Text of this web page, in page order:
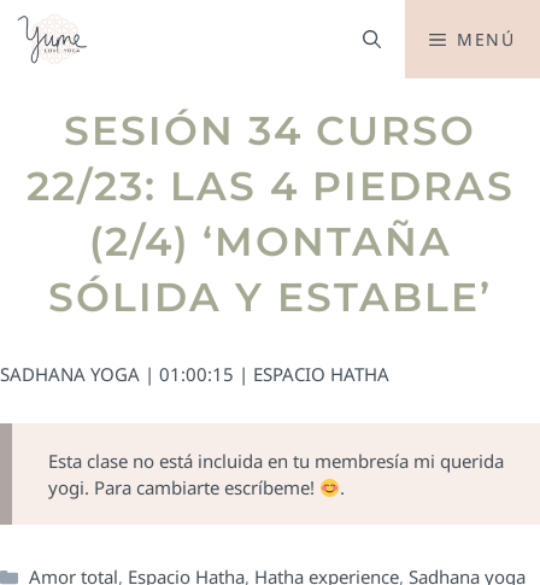
MENÚ
SESIÓN 34 CURSO
22/23: LAS 4 PIEDRAS
(2/4) ‘MONTAÑA
SÓLIDA Y ESTABLE’
SADHANA YOGA | 01:00:15 | ESPACIO HATHA
Esta clase no está incluida en tu membresía mi querida
yogi. Para cambiarte escríbeme!
.
Amor total, Espacio Hatha, Hatha experience, Sadhana yoga